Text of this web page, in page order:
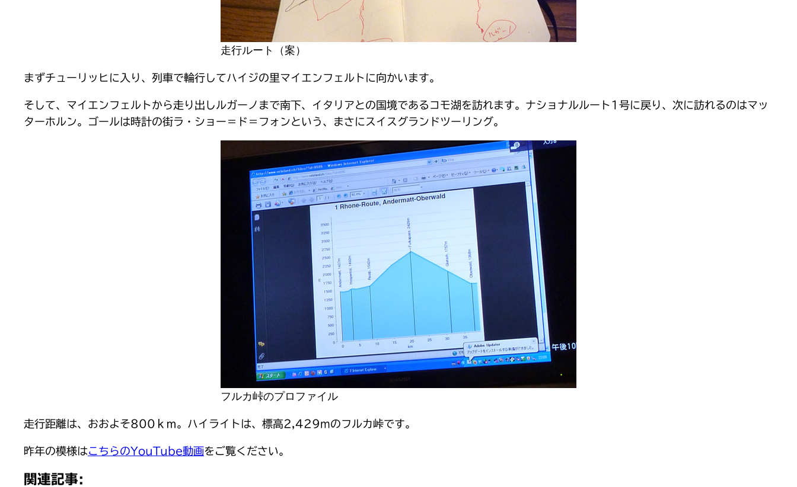
走行ルート（案）
まずチューリッヒに入り、列車で輪行してハイジの里マイエンフェルトに向かいます。
そして、マイエンフェルトから走り出しルガーノまで南下、イタリアとの国境であるコモ湖を訪れます。ナショナルルート1号に戻り、次に訪れるのはマッ
ターホルン。ゴールは時計の街ラ・ショー＝ド＝フォンという、まさにスイスグランドツーリング。
フルカ峠のプロファイル
走行距離は、おおよそ800ｋｍ。ハイライトは、標高2,429mのフルカ峠です。
昨年の模様はこちらのYouTube動画をご覧ください。
関連記事: